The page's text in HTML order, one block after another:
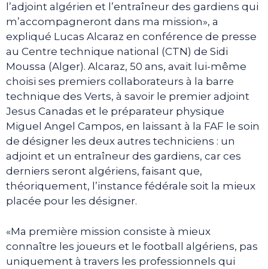
l’adjoint algérien et l’entraîneur des gardiens qui
m’accompagneront dans ma mission», a
expliqué Lucas Alcaraz en conférence de presse
au Centre technique national (CTN) de Sidi
Moussa (Alger). Alcaraz, 50 ans, avait lui-même
choisi ses premiers collaborateurs à la barre
technique des Verts, à savoir le premier adjoint
Jesus Canadas et le préparateur physique
Miguel Angel Campos, en laissant à la FAF le soin
de désigner les deux autres techniciens : un
adjoint et un entraîneur des gardiens, car ces
derniers seront algériens, faisant que,
théoriquement, l’instance fédérale soit la mieux
placée pour les désigner.
«Ma première mission consiste à mieux
connaître les joueurs et le football algériens, pas
uniquement à travers les professionnels qui